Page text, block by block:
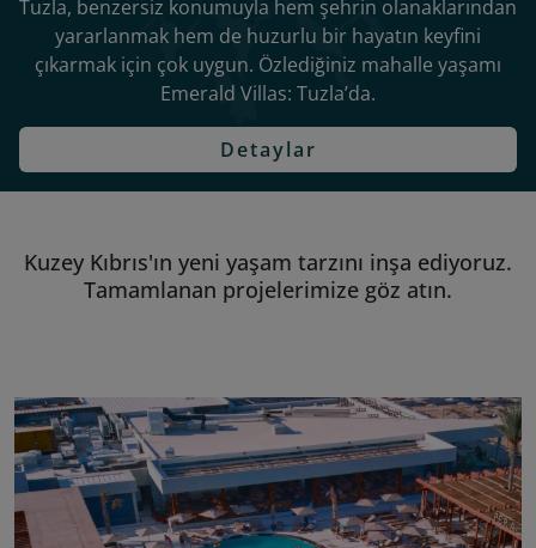
Tuzla, benzersiz konumuyla hem şehrin olanaklarından
yararlanmak hem de huzurlu bir hayatın keyfini
çıkarmak için çok uygun. Özlediğiniz mahalle yaşamı
Emerald Villas: Tuzla’da.
Detaylar
Kuzey Kıbrıs'ın yeni yaşam tarzını inşa ediyoruz.
Tamamlanan projelerimize göz atın.